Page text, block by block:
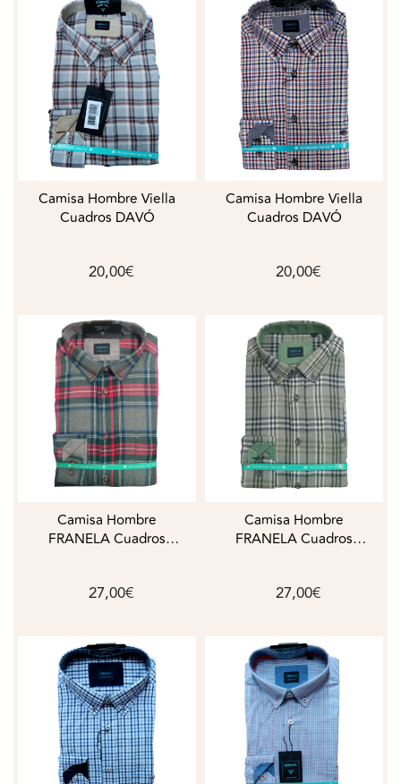
Camisa Hombre Viella
Cuadros DAVÓ
20,00€
Camisa Hombre Viella
Cuadros DAVÓ
20,00€
Camisa Hombre
FRANELA Cuadros
27,00€
Camisa Hombre
FRANELA Cuadros
27,00€